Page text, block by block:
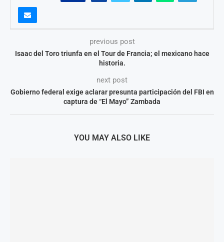
previous post
Isaac del Toro triunfa en el Tour de Francia; el mexicano hace
historia.
next post
Gobierno federal exige aclarar presunta participación del FBI en
captura de “El Mayo” Zambada
YOU MAY ALSO LIKE